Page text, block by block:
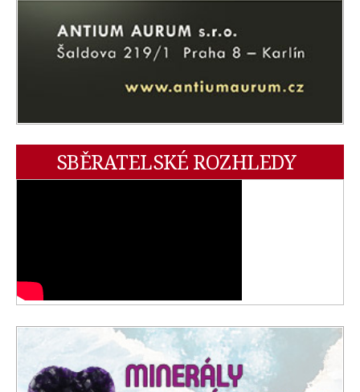
SBĚRATELSKÉ ROZHLEDY